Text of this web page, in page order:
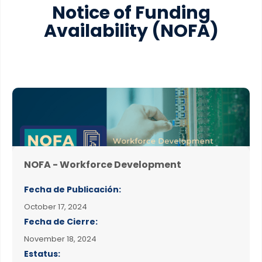
Notice of Funding
Availability(NOFA)
NOFA - Workforce Development
Fecha de Publicación:
October 17, 2024
Fecha de Cierre:
November 18, 2024
Estatus: